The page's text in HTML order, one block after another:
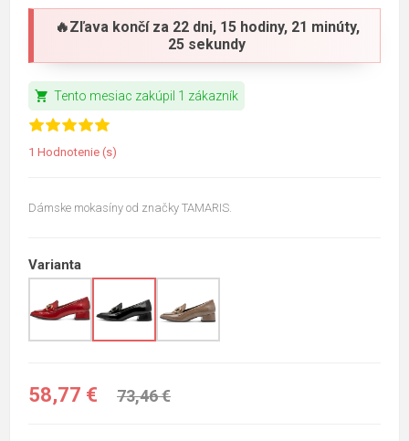
🔥Zľava končí za 22 dni, 15 hodiny, 21 minúty,
24 sekundy
shopping_cart Tento mesiac zakúpil 1 zákazník
1 Hodnotenie (s)
Dámske mokasíny od značky TAMARIS.
Varianta
58,77 € 73,46 €